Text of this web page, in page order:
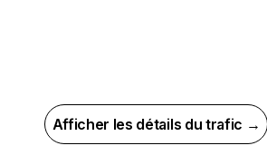
Afficher les détails du trafic →